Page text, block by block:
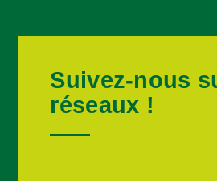
Suivez-nous
réseaux !